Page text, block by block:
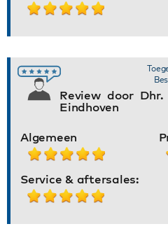
Review door
Eindhoven
Algemeen
Service & aftersales: